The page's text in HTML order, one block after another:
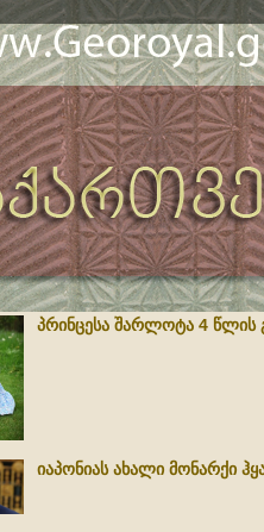
პრინცესა შარლოტა 4 წლის
იაპონიას ახალი მონარქი